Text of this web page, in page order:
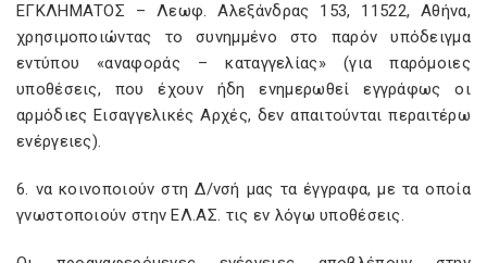
ΕΓΚΛΗΜΑΤΟΣ – Λεωφ. Αλεξάνδρας 153, 11522, Αθήνα,
χρησιμοποιώντας το συνημμένο στο παρόν υπόδειγμα
εντύπου «αναφοράς – καταγγελίας» (για παρόμοιες
υποθέσεις, που έχουν ήδη ενημερωθεί εγγράφως οι
αρμόδιες Εισαγγελικές Αρχές, δεν απαιτούνται περαιτέρω
ενέργειες).
6. να κοινοποιούν στη Δ/νσή μας τα έγγραφα, με τα οποία
γνωστοποιούν στην ΕΛ.ΑΣ. τις εν λόγω υποθέσεις.